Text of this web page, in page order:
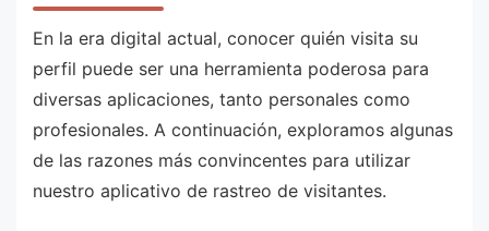
En la era digital actual, conocer quién visita su
perfil puede ser una herramienta poderosa para
diversas aplicaciones, tanto personales como
profesionales. A continuación, exploramos algunas
de las razones más convincentes para utilizar
nuestro aplicativo de rastreo de visitantes.